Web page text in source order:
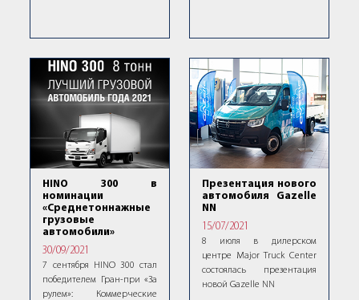
HINO 300 в
номинации
«Среднетоннажные
грузовые
автомобили»
30/09/2021
7 сентября HINO 300 стал
победителем Гран-при «За
рулем»: Коммерческие
Презентация нового
автомобиля Gazelle
NN
15/07/2021
8 июля в дилерском
центре Major Truck Center
состоялась презентация
новой Gazelle NN